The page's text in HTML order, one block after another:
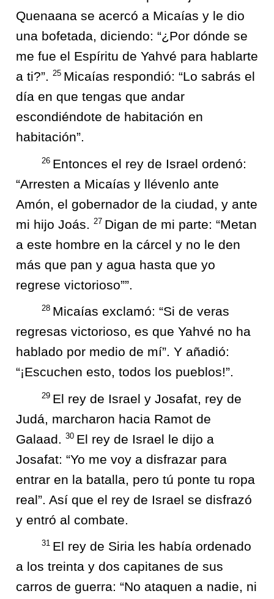
Quenaana se acercó a Micaías y le dio
una bofetada, diciendo: “¿Por dónde se
me fue el Espíritu de Yahvé para hablarte
a ti?”. 25 Micaías respondió: “Lo sabrás el
día en que tengas que andar
escondiéndote de habitación en
habitación”.
26 Entonces el rey de Israel ordenó:
“Arresten a Micaías y llévenlo ante
Amón, el gobernador de la ciudad, y ante
mi hijo Joás.
27 Digan de mi parte: “Metan
a este hombre en la cárcel y no le den
más que pan y agua hasta que yo
regrese victorioso””.
28 Micaías exclamó: “Si de veras
regresas victorioso, es que Yahvé no ha
hablado por medio de mí”. Y añadió:
“¡Escuchen esto, todos los pueblos!”.
29 El rey de Israel y Josafat, rey de
Judá, marcharon hacia Ramot de
Galaad. 30 El rey de Israel le dijo a
Josafat: “Yo me voy a disfrazar para
entrar en la batalla, pero tú ponte tu ropa
real”. Así que el rey de Israel se disfrazó
y entró al combate.
31 El rey de Siria les había ordenado
a los treinta y dos capitanes de sus
carros de guerra: “No ataquen a nadie, ni